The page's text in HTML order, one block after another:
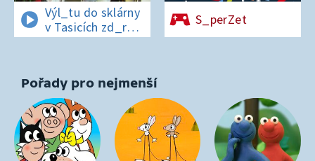
Výl_tu do sklárny
v Tasicích zd_r
a Čern_bílovi
S_perZet
Pořady pro nejmenší